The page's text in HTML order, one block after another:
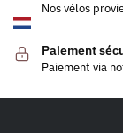
Nos vélos
Paiement
Paiement via